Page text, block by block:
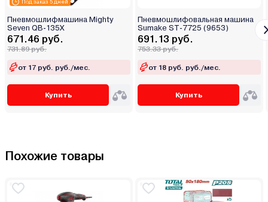
Под заказ 5 дней
Пневмошлифмашина Mighty
Seven QB-135X
671.46 руб.
731.89 руб.
от 17 руб. руб./мес.
Купить
Пневмошлифовальная машина
Sumake ST-7725 (9653)
691.13 руб.
753.33 руб.
от 18 руб. руб./мес.
Купить
Похожие товары